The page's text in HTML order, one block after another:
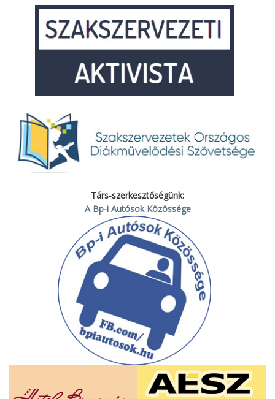
Társ-szerkesztőségünk:
A Bp-i Autósok Közössége